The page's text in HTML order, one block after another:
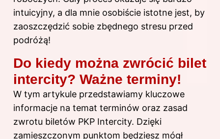
intuicyjny, a dla mnie osobiście istotne jest, by
zaoszczędzić sobie zbędnego stresu przed
podróżą!
Do kiedy można zwrócić bilet
intercity? Ważne terminy!
W tym artykule przedstawiamy kluczowe
informacje na temat terminów oraz zasad
zwrotu biletów PKP Intercity. Dzięki
zamieszczonym punktom będziesz mógł